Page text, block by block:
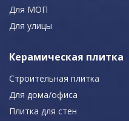
Для МОП
Для улицы
Керамическая плитка
Строительная плитка
Для дома/офиса
Плитка для стен